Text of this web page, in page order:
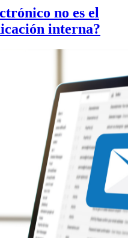
no es el
interna?